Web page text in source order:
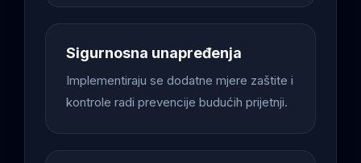
Sigurnosna unapređenja
Implementiraju se dodatne mjere zaštite i
kontrole radi prevencije budućih prijetnji.